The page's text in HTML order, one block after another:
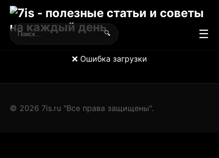
🔍 ☰
❌ Ошибка загрузки
© 2026 7is.ru "Все права защищены".